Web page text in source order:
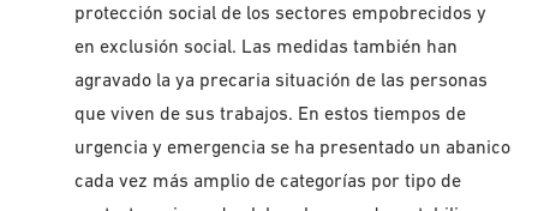
protección social de los sectores empobrecidos y
en exclusión social. Las medidas también han
agravado la ya precaria situación de las personas
que viven de sus trabajos. En estos tiempos de
urgencia y emergencia se ha presentado un abanico
cada vez más amplio de categorías por tipo de